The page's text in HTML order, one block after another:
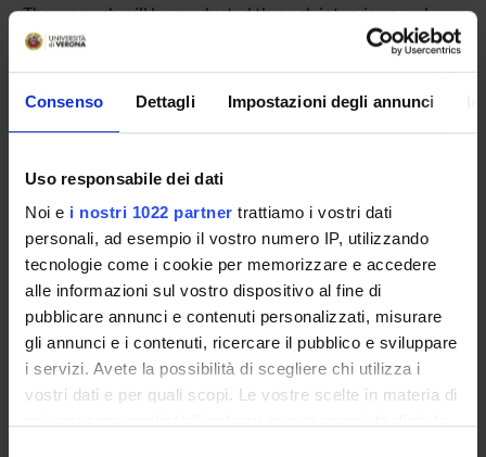
Consenso Dettagli Impostazioni degli annunci
Uso responsabile dei dati
Noi e i nostri 1022 partner trattiamo i vostri dati
personali, ad esempio il vostro numero IP, utilizzando
tecnologie come i cookie per memorizzare e accedere
alle informazioni sul vostro dispositivo al fine di
pubblicare annunci e contenuti personalizzati, misurare
gli annunci e i contenuti, ricercare il pubblico e sviluppare
i servizi. Avete la possibilità di scegliere chi utilizza i
vostri dati e per quali scopi. Le vostre scelte in materia di
The research will be conducted through interviews and
surveys to identify Tocatì organizers’ and visitors’
expenditures that are directly related to the presence of
impact of the event on the territory that hosts it.
Results will advance scientific knowledge on impact
replicable method to assess the economic impact of
cultural events. Practical implications for policy makers,
events’ sponsors and patronages could be derived too,
supporting a more effective allocation of public resources
in event planning and realization for tourism and non-
tourism purposes.
The project has been financed under the Call Joint Projects
2017 of the University of Verona